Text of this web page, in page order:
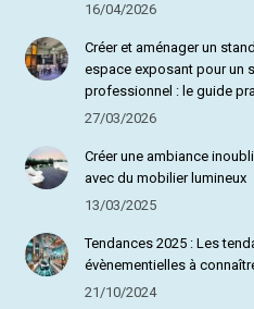
16/04/2026
Créer et aménager un
espace exposant pour un
professionnel : le guide
27/03/2026
Créer une ambiance
avec du mobilier lumineux
13/03/2025
Tendances 2025 : Les
évènementielles à
21/10/2024